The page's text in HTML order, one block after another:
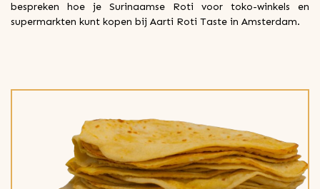
bespreken hoe je Surinaamse Roti voor toko-winkels en
supermarkten kunt kopen bij Aarti Roti Taste in Amsterdam.